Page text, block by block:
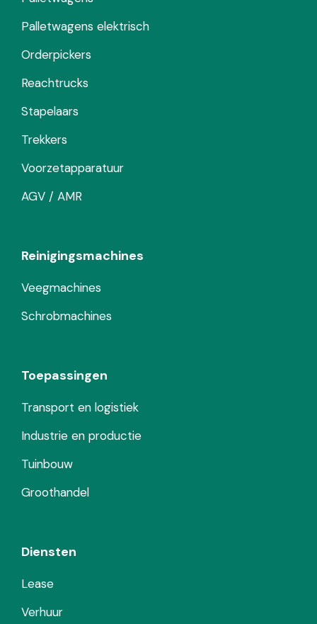
Palletwagens elektrisch
Orderpickers
Reachtrucks
Stapelaars
Trekkers
Voorzetapparatuur
AGV / AMR
Reinigingsmachines
Veegmachines
Schrobmachines
Toepassingen
Transport en logistiek
Industrie en productie
Tuinbouw
Groothandel
Diensten
Lease
Verhuur